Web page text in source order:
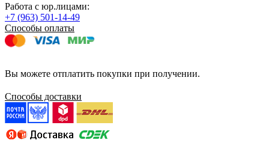
Работа с юр.лицами:
+7 (963) 501-14-49
Способы оплаты
Вы можете отплатить покупки при получении.
Способы доставки